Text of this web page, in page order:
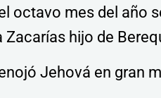
octavo mes del año
Zacarías hijo de
Jehová en gran